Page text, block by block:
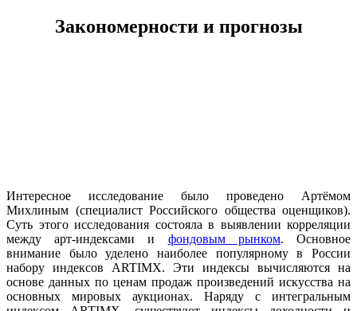
Закономерности и прогнозы
Интересное исследование было проведено Артёмом
Михлиным (специалист Российского общества оценщиков).
Суть этого исследования состояла в выявлении корреляции
между арт-индексами и фондовым рынком. Основное
внимание было уделено наиболее популярному в России
набору индексов ARTIMX. Эти индексы вычисляются на
основе данных по ценам продаж произведений искусства на
основных мировых аукционах. Наряду с интегральным